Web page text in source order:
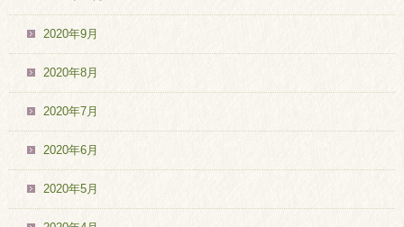
2020年9月
2020年8月
2020年7月
2020年6月
2020年5月